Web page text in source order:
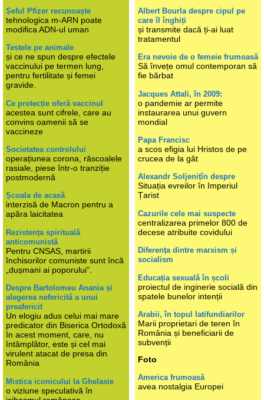
Șeful Pfizer recunoaște
tehnologica m-ARN poate
modifica ADN-ul uman
Testele pe animale
și ce ne spun despre efectele
vaccinului pe termen lung,
pentru fertilitate și femei
gravide.
Ce protecție oferă vaccinul
acestea sunt cifrele, care au
convins oamenii să se
vaccineze
Societatea controlului
operațiunea corona, răscoalele
rasiale, piese într-o tranziție
postmodernă
Școala de acasă
interzisă de Macron pentru a
apăra laicitatea
Rezistența spirituală
anticomunistă
Pentru CNSAS, martirii
închisorilor comuniste sunt încă
„dușmani ai poporului”.
Despre Bartolomeu Anania și
alegerea nefericită a unui
preafericit
Un elogiu adus celui mai mare
predicator din Biserica Ortodoxă
în acest moment, care, nu
întâmplător, este și cel mai
virulent atacat de presa din
România
Mistica iconicului la Ghelasie
o viziune speculativă în
Albert Bourla despre cipul pe
care îl înghiți
și transmite dacă ți-ai luat
tratamentul
Era nevoie de o femeie frumoasă
Să învețe omul contemporan să
fie bărbat
Jacques Attali, în 2009:
o pandemie ar permite
instaurarea unui guvern
mondial
Papa Francisc
a scos efigia lui Hristos de pe
crucea de la gât
Alexandr Soljenițîn despre
Situația evreilor în Imperiul
Țarist
Cazurile cele mai suspecte
centralizarea primelor 800 de
decese atribuite covidului
Diferența dintre marxism și
socialism
Educația sexuală în școli
proiectul de inginerie socială din
spatele bunelor intenții
Arabii, în topul latifundiarilor
Marii proprietari de teren în
România și beneficiarii de
subvenții
Foto
America frumoasă
avea nostalgia Europei